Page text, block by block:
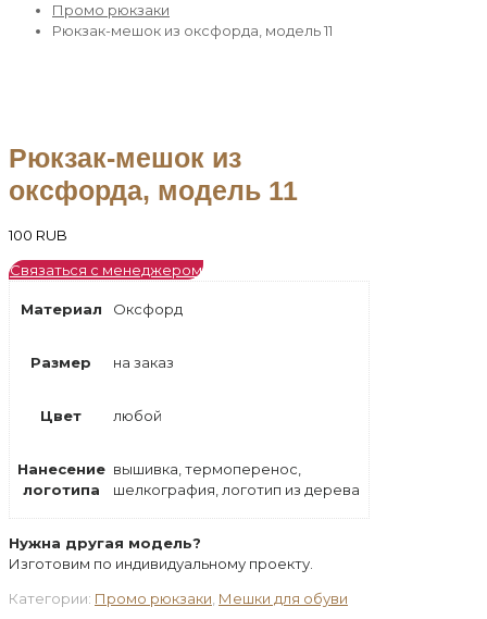
Промо рюкзаки
Рюкзак-мешок из оксфорда, модель 11
Рюкзак-мешок из
оксфорда, модель 11
100 RUB
Связаться с менеджером
Материал Оксфорд
Размер на заказ
Цвет любой
Нанесение
логотипа
вышивка, термоперенос,
шелкография, логотип из дерева
Нужна другая модель?
Изготовим по индивидуальному проекту.
Категории: Промо рюкзаки Мешки для обуви